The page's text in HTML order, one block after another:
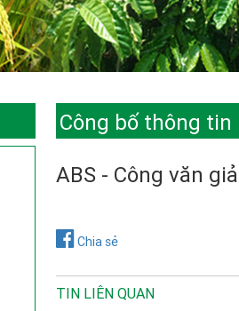
Công bố thông tin
ABS - Công văn
Chia sẻ
TIN LIÊN QUAN